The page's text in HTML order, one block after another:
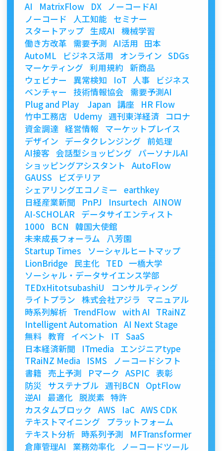
AI MatrixFlow DX
ノーコードAI
ノーコード
人工知能
セミナー
スタートアップ 生成AI
機械学習
働き方改革
需要予測 AI活用
田本
AutoML
ビジネス活用 オンライン SDGs
マーケティング 利用規約 新商品
ウェビナー
異常検知 IoT 人事
ビジネス
ベンチャー
技術情報協会
需要予測AI
Plug and Play Japan 講座
HR Flow
竹中工務店
Udemy 週刊東洋経済
コロナ
資金調達 経営情報 マーケットプレイス
デザイン
データクレンジング 前処理
AI接客 会話型ショッピング パーソナルAI
ショッピングアシスタント
AutoFlow
GAUSS
ビズテリア
シェアリングエコノミー
earthkey
日経産業新聞
PnPJ Insurtech AINOW
AI-SCHOLAR データサイエンティスト
1000
BCN
韓国大使館
未来成長フォーラム
八芳園
Startup Times
ソーシャルヒートマップ
LionBridge
民主化 TED 一橋大学
ソーシャル・データサイエンス学部
TEDxHitotsubashiU
コンサルティング
ライトプラン 株式会社アジラ
マニュアル
時系列解析 TrendFlow with AI
TRaiNZ
Intelligent Automation AI Next Stage
無料 教育 イベント IT SaaS
日本経済新聞
ITmedia
エンジニアtype
TRaiNZ Media
ISMS
ノーコードシフト
書籍
売上予測 Pマーク ASPIC 表彰
防災 サステナブル 週刊BCN
OptFlow
逆AI
最適化 脱炭素 特許
カスタムブロック
AWS IaC AWS CDK
テキストマイニング
プラットフォーム
テキスト分析 時系列予測
MFTransformer
倉庫管理AI
業務効率化
ノーコードツール